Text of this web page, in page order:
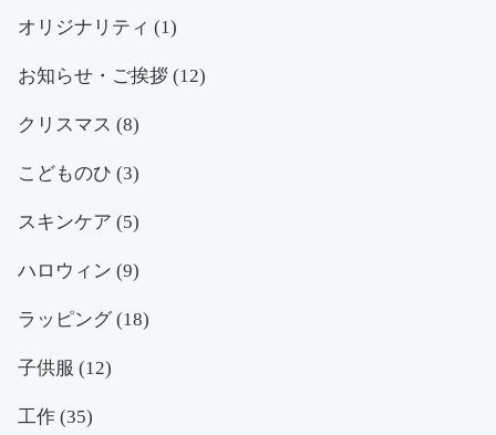
オリジナリティ (1)
お知らせ・ご挨拶 (12)
クリスマス (8)
こどものひ (3)
スキンケア (5)
ハロウィン (9)
ラッピング(18)
子供服 (12)
工作 (35)